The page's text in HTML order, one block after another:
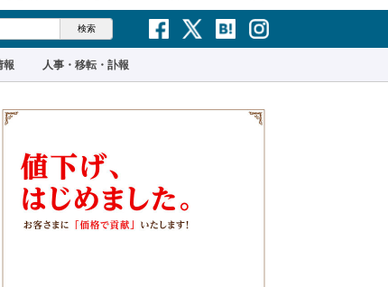
報 人事・移転・訃報